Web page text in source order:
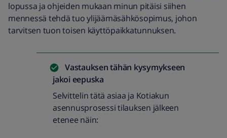
lopussa ja ohjeiden mukaan minun pitäisi siihen
mennessä tehdä tuo ylijäämäsähkösopimus, johon
tarvitsen tuon toisen käyttöpaikkatunnuksen.
Vastauksen tähän kysymykseen
jakoi eepuska
Selvittelin tätä asiaa ja Kotiakun
asennusprosessi tilauksen jälkeen
etenee näin: